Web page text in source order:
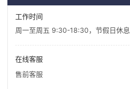
工作时间
周一至周五 9:30-18:30，节假日休息
在线客服
售前客服